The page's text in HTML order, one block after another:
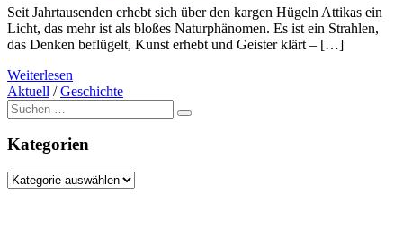
Seit Jahrtausenden erhebt sich über den kargen Hügeln Attikas ein
Licht, das mehr ist als bloßes Naturphänomen. Es ist ein Strahlen,
das Denken beflügelt, Kunst erhebt und Geister klärt – […]
Weiterlesen
Aktuell /Geschichte
Suche
nach:
Kategorien
Kategorien